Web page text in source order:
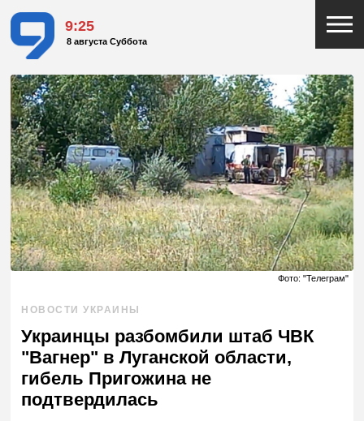
9:25
8 августа Суббота
Фото: "Телеграм"
НОВОСТИ УКРАИНЫ
Украинцы разбомбили штаб ЧВК
"Вагнер" в Луганской области,
гибель Пригожина не
подтвердилась